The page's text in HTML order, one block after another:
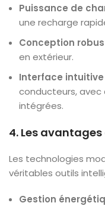
Puissance de
une recharge
Conception
en extérieur.
Interface intuitive
conducteurs,
intégrées.
4. Les
Les technologies
véritables outils
Gestion